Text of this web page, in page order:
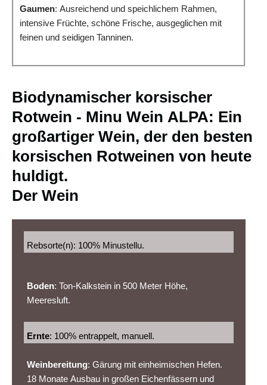
Gaumen: Ausreichend und speichlichem Rahmen,
intensive Früchte, schöne Frische, ausgeglichen mit
feinen und seidigen Tanninen.
Biodynamischer korsischer
Rotwein - Minu Wein ALPA: Ein
großartiger Wein, der den besten
korsischen Rotweinen von heute
huldigt.
Der Wein
Rebsorte(n): 100% Minustellu.
Boden: Ton-Kalkstein in 500 Meter Höhe,
Meeresluft.
Ernte: 100% entrappelt, manuell.
Weinbereitung: Gärung mit einheimischen Hefen.
18 Monate Ausbau in großen Eichenfässern und